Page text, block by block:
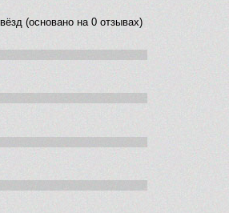
(основано на 0 отзывах)